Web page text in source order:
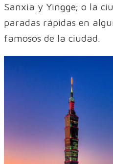
Sanxia y Yingge; o la
paradas rápidas en
famosos de la ciudad.